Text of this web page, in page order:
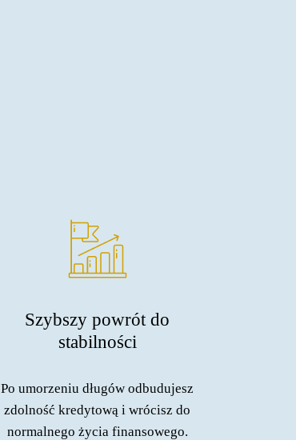
Szybszy powrót do
stabilności
Po umorzeniu długów odbudujesz
zdolność kredytową i wrócisz do
normalnego życia finansowego.